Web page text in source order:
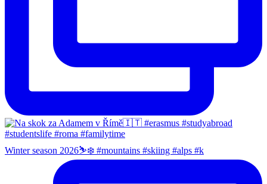
Winter season 2026⛷️❄️ #mountains #skiing #alps #k